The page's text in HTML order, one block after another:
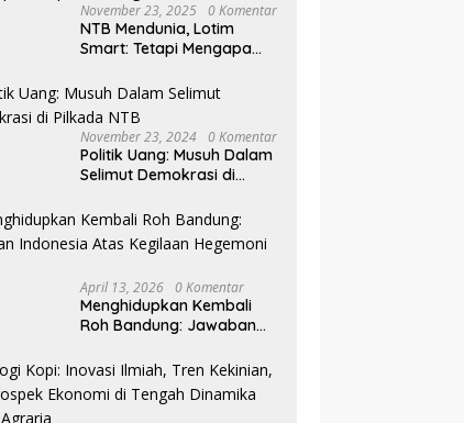
November 23, 2025 0 Komentar
NTB Mendunia, Lotim
Smart: Tetapi Mengapa
Teratasi?
November 23, 2024 0 Komentar
Politik Uang: Musuh Dalam
Selimut Demokrasi di
April 13, 2026 0 Komentar
Menghidupkan Kembali
Roh Bandung: Jawaban
Hegemoni Global